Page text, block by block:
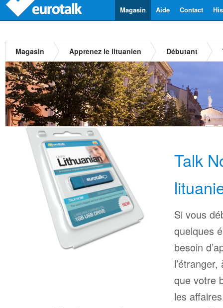
Contact
Aide
Magasin
Magasin Apprenez le lituanien Débutant
Talk
Si vous
quelques
besoin
que votre
les